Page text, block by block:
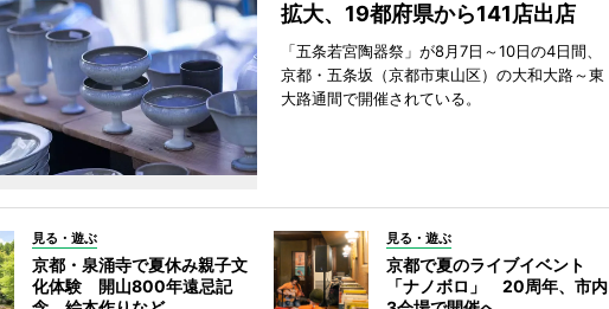
拡大、19都府県から141店出店
「五条若宮陶器祭」が8月7日～10日の4日間、
京都・五条坂（京都市東山区）の大和大路～東
大路通間で開催されている。
見る・遊ぶ
京都・泉涌寺で夏休み親子文
化体験 開山800年遠忌記
見る・遊ぶ
京都で夏のライブイベント
「ナノボロ」 20周年、市内